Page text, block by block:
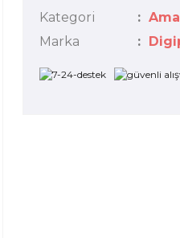
Kategori
Marka